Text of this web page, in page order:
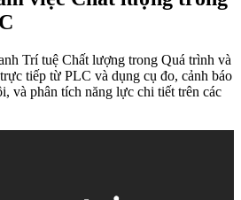
Trí tuệ Chất lượng trong Quá trình và
tiếp từ PLC và dụng cụ đo, cảnh báo
và phân tích năng lực chi tiết trên các